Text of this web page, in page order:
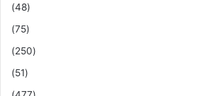
(48)
(75)
(250)
(51)